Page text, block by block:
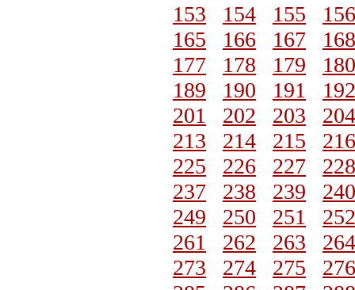
153
154 155
156
165
166 167
168
177
178 179
180
189
190 191
192
201
202 203
204
213
214 215
216
225
226 227
228
237
238 239
240
249
250 251
252
261
262 263
264
273
274 275
276